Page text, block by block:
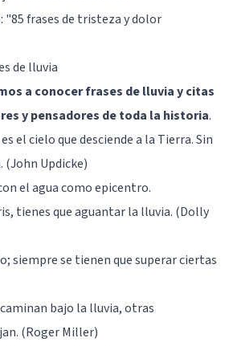
"85 frases de tristeza y dolor
de lluvia
a conocer frases de lluvia y citas
y pensadores de toda la historia.
el cielo que desciende a la Tierra. Sin
(John Updicke)
el agua como epicentro.
tienes que aguantar la lluvia. (Dolly
siempre se tienen que superar ciertas
bajo la lluvia, otras
(Roger Miller)